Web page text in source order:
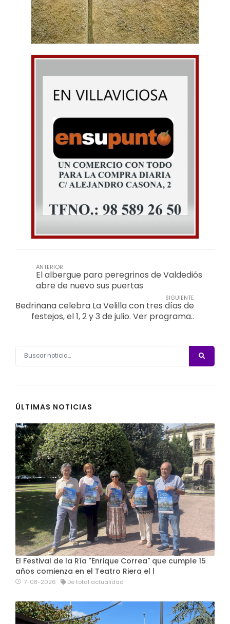
ANTERIOR
El albergue para peregrinos de Valdediós
abre de nuevo sus puertas
SIGUIENTE
Bedriñana celebra La Velilla con tres días de
festejos, el 1, 2 y 3 de julio. Ver programa..
ÚLTIMAS NOTICIAS
El Festival de la Ría "Enrique Correa" que cumple 15
años comienza en el Teatro Riera el l
7-08-2026 De total actualidad